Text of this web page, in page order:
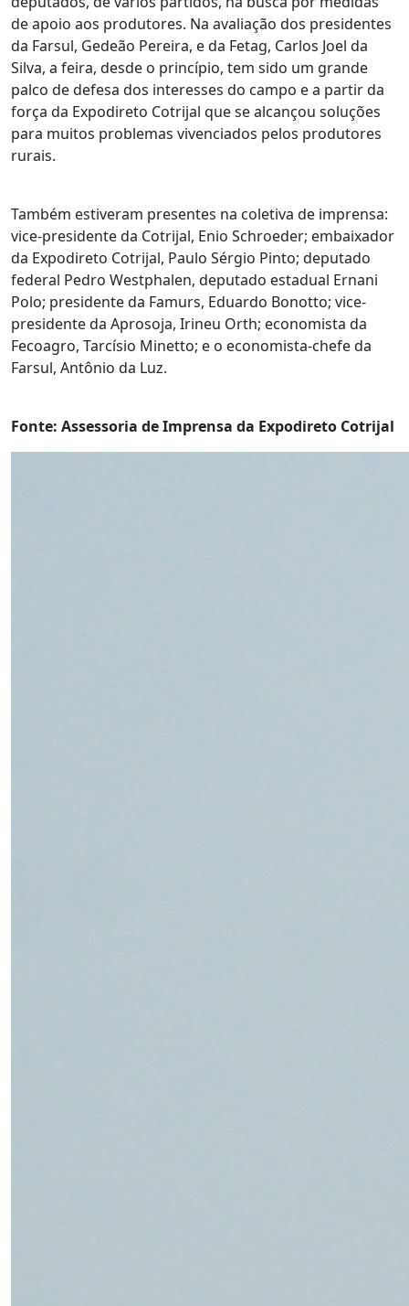
de apoio aos produtores. Na avaliação dos presidentes
da Farsul, Gedeão Pereira, e da Fetag, Carlos Joel da
Silva, a feira, desde o princípio, tem sido um grande
palco de defesa dos interesses do campo e a partir da
força da Expodireto Cotrijal que se alcançou soluções
para muitos problemas vivenciados pelos produtores
rurais.
Também estiveram presentes na coletiva de imprensa:
vice-presidente da Cotrijal, Enio Schroeder; embaixador
da Expodireto Cotrijal, Paulo Sérgio Pinto; deputado
federal Pedro Westphalen, deputado estadual Ernani
Polo; presidente da Famurs, Eduardo Bonotto; vice-
presidente da Aprosoja, Irineu Orth; economista da
Fecoagro, Tarcísio Minetto; e o economista-chefe da
Farsul, Antônio da Luz.
Fonte: Assessoria de Imprensa da Expodireto Cotrijal